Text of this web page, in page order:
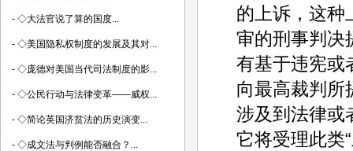
的上诉，这种
审的刑事判决
有基于违宪或
向最高裁判所
涉及到法律或
它将受理此类
- ◇大法官说了算的国度...
- ◇美国隐私权制度的发展及其对...
- ◇庞德对美国当代司法制度的影...
- ◇公民行动与法律变革——威权...
- ◇简论英国济贫法的历史演变...
- ◇成文法与判例能否融合？...